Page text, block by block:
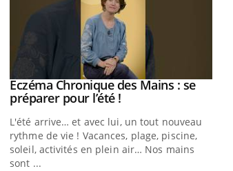
Youtube
Eczéma Chronique des Mains : se
préparer pour l’été !Youtube
L'été arrive… et avec lui, un tout nouveau
rythme de vie ! Vacances, plage, piscine,
soleil, activités en plein air… Nos mains
sont ...